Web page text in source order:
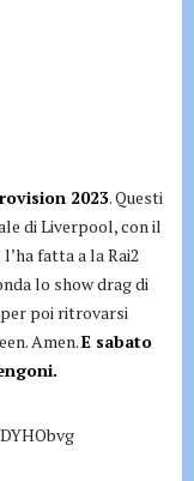
2023. Questi
di Liverpool, con il
fatta a la Rai2
lo show drag di
poi ritrovarsi
Amen.E sabato